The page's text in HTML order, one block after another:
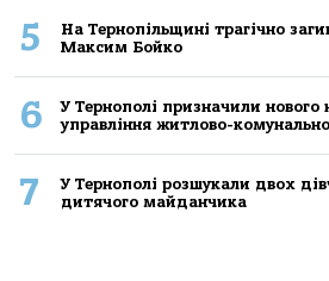
5
На Тернопільщині трагічно
Максим Бойко
6
У Тернополі призначили нового
управління житлово-
7
У Тернополі розшукали двох
дитячого майданчика